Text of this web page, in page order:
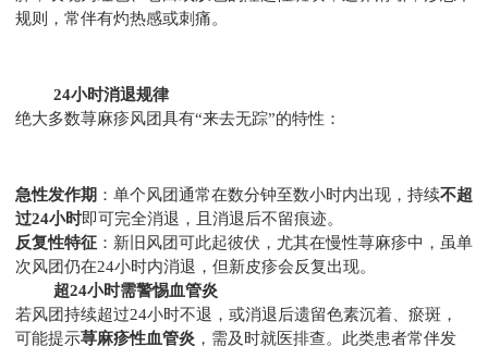
规则，常伴有灼热感或刺痛。
24小时消退规律
绝大多数荨麻疹风团具有“来去无踪”的特性：
急性发作期 ：单个风团通常在数分钟至数小时内出现，持续不超
过24小时即可完全消退，且消退后不留痕迹。
反复性特征 ：新旧风团可此起彼伏，尤其在慢性荨麻疹中，虽单
次风团仍在24小时内消退，但新皮疹会反复出现。
超24小时需警惕血管炎
若风团持续超过24小时不退，或消退后遗留色素沉着、瘀斑，
可能提示荨麻疹性血管炎 ，需及时就医排查。此类患者常伴发